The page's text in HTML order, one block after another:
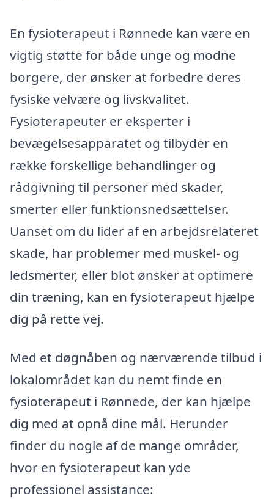
En fysioterapeut i Rønnede kan være en
vigtig støtte for både unge og modne
borgere, der ønsker at forbedre deres
fysiske velvære og livskvalitet.
Fysioterapeuter er eksperter i
bevægelsesapparatet og tilbyder en
række forskellige behandlinger og
rådgivning til personer med skader,
smerter eller funktionsnedsættelser.
Uanset om du lider af en arbejdsrelateret
skade, har problemer med muskel- og
ledsmerter, eller blot ønsker at optimere
din træning, kan en fysioterapeut hjælpe
dig på rette vej.
Med et døgnåben og nærværende tilbud i
lokalområdet kan du nemt finde en
fysioterapeut i Rønnede, der kan hjælpe
dig med at opnå dine mål. Herunder
finder du nogle af de mange områder,
hvor en fysioterapeut kan yde
professionel assistance: